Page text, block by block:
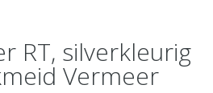
RT, silverkleurig
Vermeer